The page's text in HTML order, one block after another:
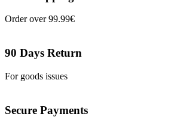
Order over 99.99€
90 Days Return
For goods issues
Secure Payments